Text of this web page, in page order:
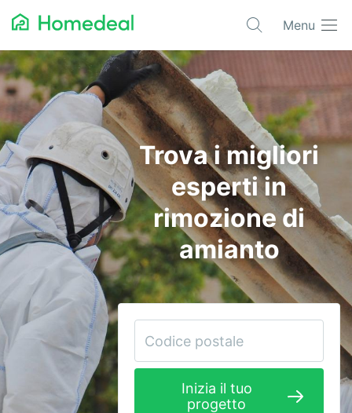
Menu
Progetti più richiesti
Architetti
Automazione
Bioedilizia
Condizionatori
Domotica
Elettricisti
Giardinieri
Idraulici
Imbianchini
Trova i migliori
esperti in
rimozione di
amianto
Inizia il tuo
progetto